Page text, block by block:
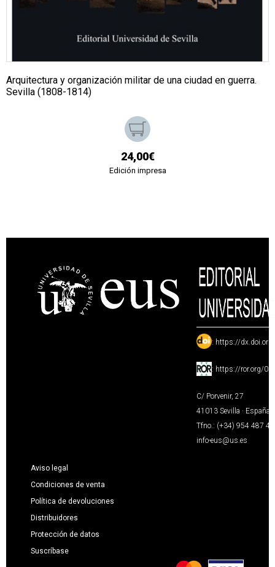
Arquitectura y organización militar de una ciudad en guerra.
Sevilla (1808-1814)
24,00€
Edición impresa
: https://
: https://ror.org/
C/ Porvenir, 27
41013 Sevilla · España
Tfno.: (+34) 954 487
info-eus@us.es
Aviso legal
Condiciones de venta
Política de devoluciones
Distribuidores
Protección de datos
Suscríbase